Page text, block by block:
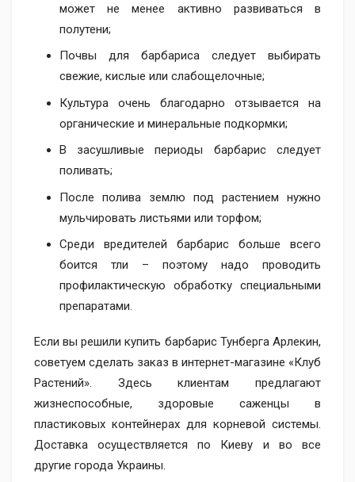
может не менее активно развиваться в
полутени;
Почвы для барбариса следует выбирать
свежие, кислые или слабощелочные;
Культура очень благодарно отзывается на
органические и минеральные подкормки;
В засушливые периоды барбарис следует
поливать;
После полива землю под растением нужно
мульчировать листьями или торфом;
Среди вредителей барбарис больше всего
боится тли – поэтому надо проводить
профилактическую обработку специальными
препаратами.
Если вы решили купить барбарис Тунберга Арлекин,
советуем сделать заказ в интернет-магазине «Клуб
Растений». Здесь клиентам предлагают
жизнеспособные, здоровые саженцы в
пластиковых контейнерах для корневой системы.
Доставка осуществляется по Киеву и во все
другие города Украины.